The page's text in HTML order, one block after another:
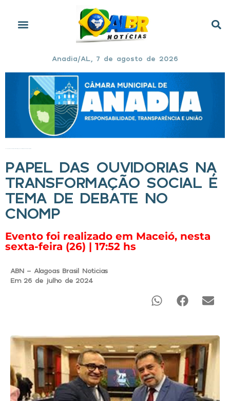
Anadia/AL, 7 de agosto de 2026
PAPEL DAS OUVIDORIAS NA
TRANSFORMAÇÃO SOCIAL É
TEMA DE DEBATE NO
CNOMP
Evento foi realizado em Maceió, nesta
sexta-feira (26) | 17:52 hs
ABN - Alagoas Brasil Noticias
Em 26 de julho de 2024